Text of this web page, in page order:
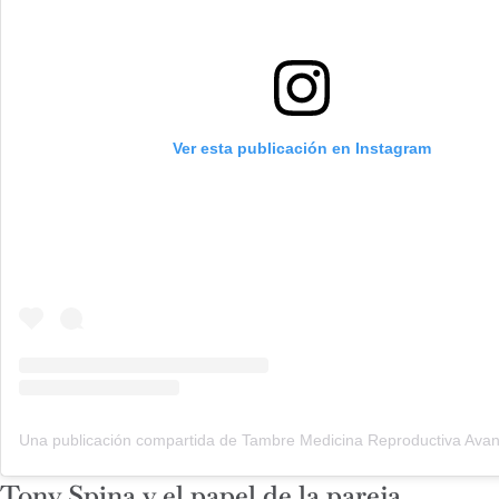
Ver esta publicación en Instagram